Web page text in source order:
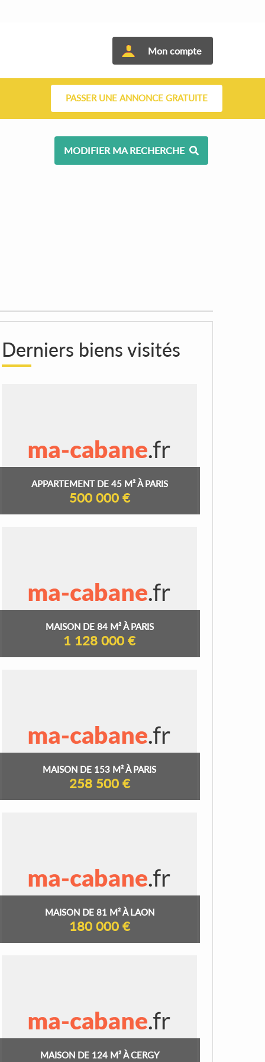
Mon compte
PASSER UNE ANNONCE GRATUITE
MODIFIER MA RECHERCHE
Derniers biens visités
APPARTEMENT DE 45 M² À PARIS
500 000 €
MAISON DE 84 M² À PARIS
1 128 000 €
MAISON DE 153 M² À PARIS
258 500 €
MAISON DE 81 M² À LAON
180 000 €
MAISON DE 124 M² À CERGY